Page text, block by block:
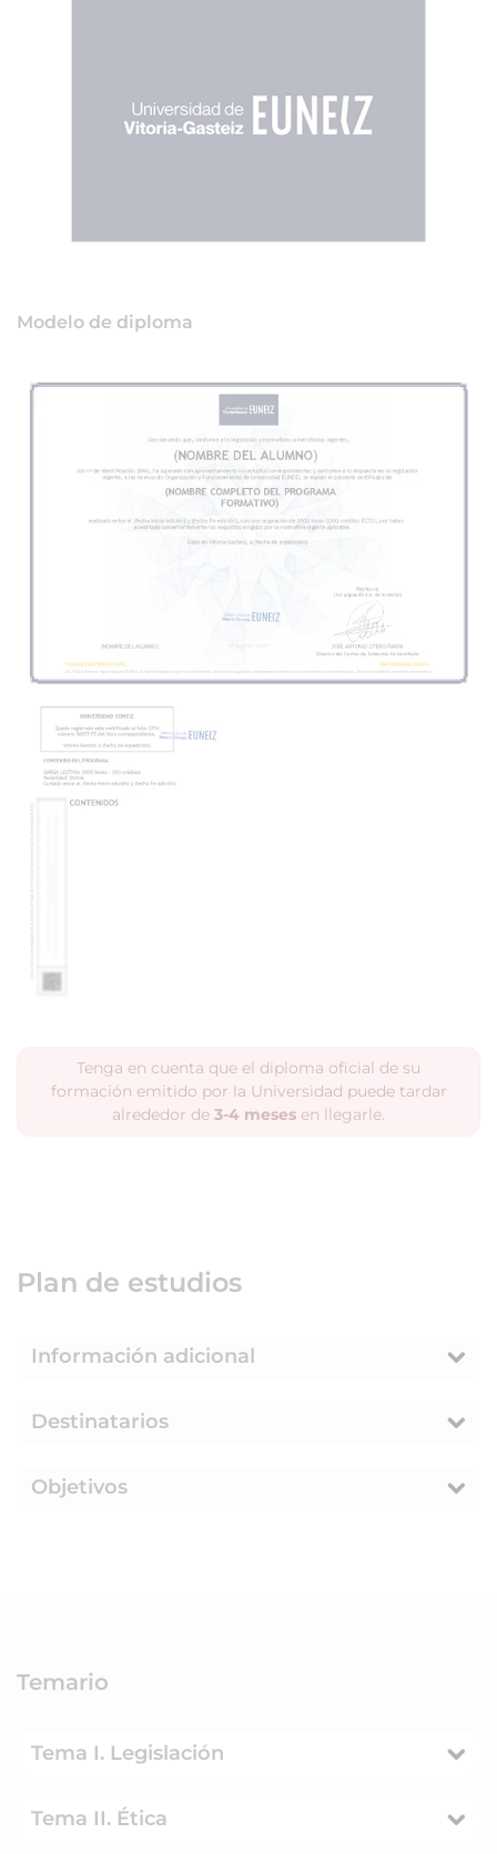
Modelo de diploma
Tenga en cuenta que el diploma oficial de su
formación emitido por la Universidad puede tardar
alrededor de 3-4 meses en llegarle.
Plan de estudios
Información adicional
Destinatarios
Objetivos
Temario
Tema I. Legislación
Tema II. Ética